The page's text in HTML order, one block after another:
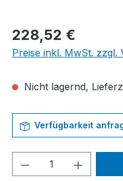
Regulärer Preis:
228,52 €
Preise inkl. MwSt. zzgl.
Nicht lagernd,
Verfügbarkeit
Produkt